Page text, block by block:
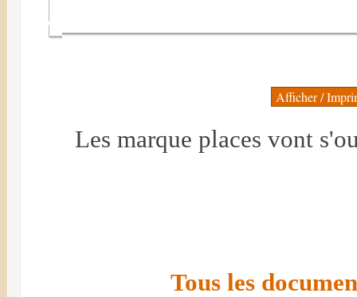
Les marque places vont
Tous les